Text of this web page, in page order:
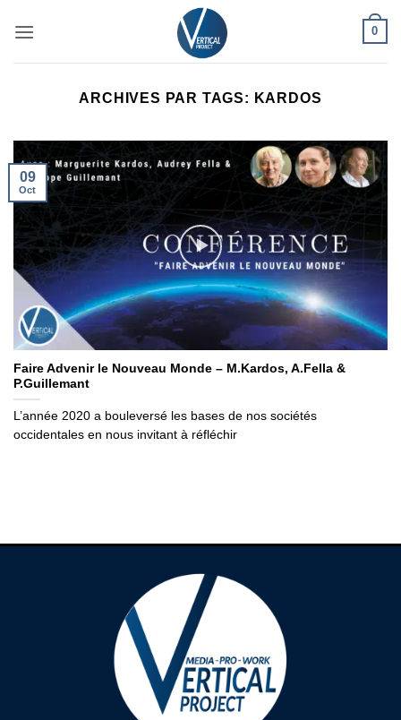
0
ARCHIVES PAR TAGS: KARDOS
Faire Advenir le Nouveau Monde – M.Kardos, A.Fella &
P.Guillemant
L’année 2020 a bouleversé les bases de nos sociétés
occidentales en nous invitant à réfléchir
09
Oct